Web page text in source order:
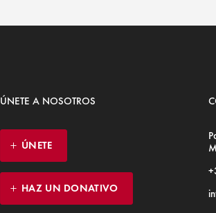
ÚNETE A NOSOTROS
ÚNETE
HAZ UN DONATIVO